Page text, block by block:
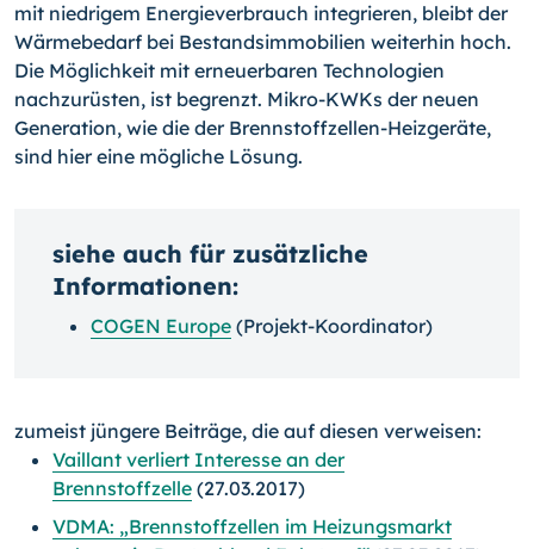
mit niedrigem Energieverbrauch inte­grieren, bleibt der
Wärmebedarf bei Bestandsimmobilien weiterhin hoch.
Die Möglichkeit mit erneuerbaren Technologien
nachzurüsten, ist begrenzt. Mikro-KWKs der neuen
Generation, wie die der Brennstoffzellen-Heizgeräte,
sind hier eine mögliche Lösung.
siehe auch für zusätzliche
Informationen:
COGEN Europe (Projekt-Koordinator)
zumeist jüngere Beiträge, die auf diesen verweisen:
Vaillant verliert Interesse an der
Brennstoffzelle (27.03.2017)
VDMA: „Brennstoffzellen im Heizungsmarkt